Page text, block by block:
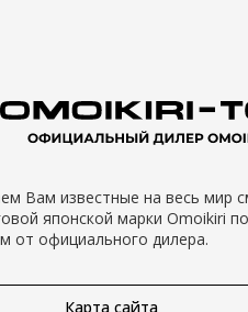
Вам известные на весь мир
японской марки Omoikiri
от официального дилера.
Карта сайта